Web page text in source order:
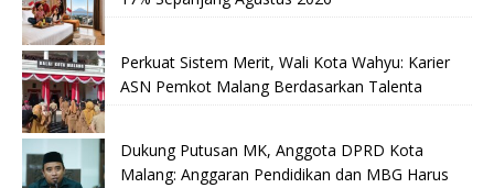
Perkuat Sistem Merit, Wali Kota Wahyu: Karier
ASN Pemkot Malang Berdasarkan Talenta
Dukung Putusan MK, Anggota DPRD Kota
Malang: Anggaran Pendidikan dan MBG Harus